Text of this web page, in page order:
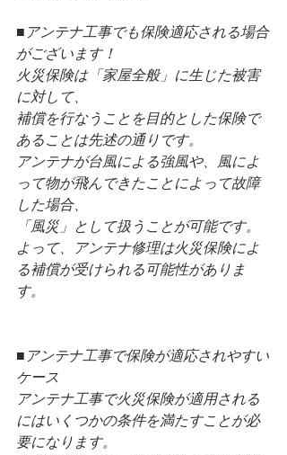
■アンテナ工事でも保険適応される場合
がございます！
火災保険は「家屋全般」に生じた被害
に対して、
補償を行なうことを目的とした保険で
あることは先述の通りです。
アンテナが台風による強風や、風によ
って物が飛んできたことによって故障
した場合、
「風災」として扱うことが可能です。
よって、アンテナ修理は火災保険によ
る補償が受けられる可能性がありま
す。
■アンテナ工事で保険が適応されやすい
ケース
アンテナ工事で火災保険が適用される
にはいくつかの条件を満たすことが必
要になります。